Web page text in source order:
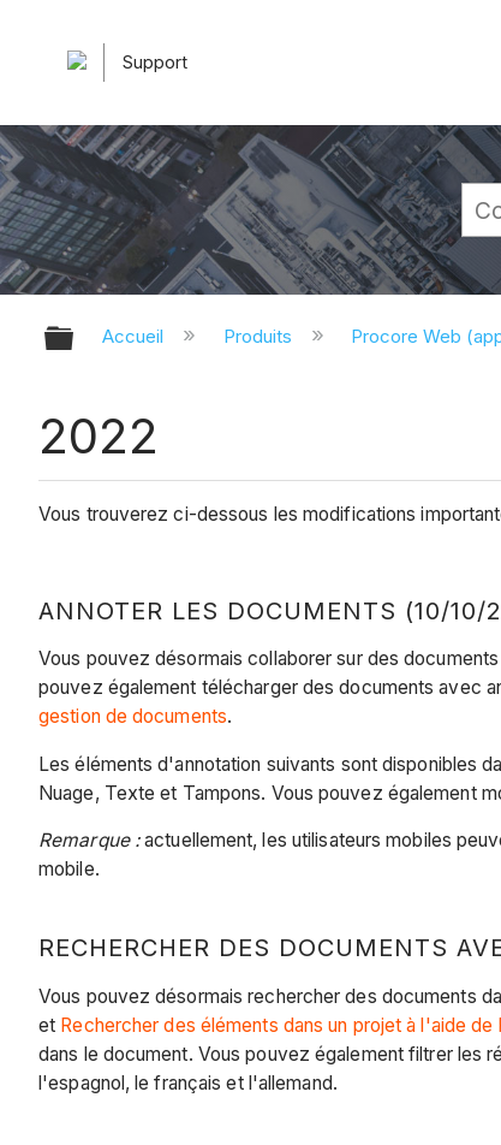
Support
Développer/réduire la
Accueil Produits Procore Web
2022
Vous trouverez ci-dessous les modifications
ANNOTER LES DOCUMENTS (10/10/
Vous pouvez désormais collaborer sur des
pouvez également télécharger des documents avec
gestion de documents.
Les éléments d'annotation suivants sont disponibles
Nuage, Texte et Tampons. Vous pouvez également
Remarque :actuellement, les utilisateurs mobiles
mobile.
RECHERCHER DES DOCUMENTS
Vous pouvez désormais rechercher des documents
et Rechercher des éléments dans un projet à l'aide de
dans le document. Vous pouvez également filtrer les
l'espagnol, le français et l'allemand.